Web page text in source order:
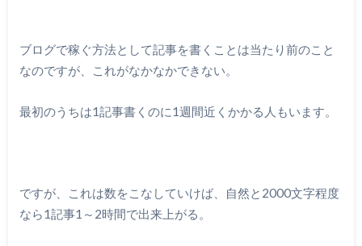
ブログで稼ぐ方法として記事を書くことは当たり前のこと
なのですが、これがなかなかできない。
最初のうちは1記事書くのに1週間近くかかる人もいます。
ですが、これは数をこなしていけば、自然と2000文字程度
なら1記事1～2時間で出来上がる。